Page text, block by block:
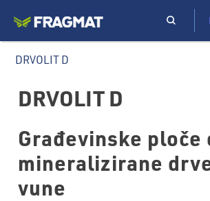
DRVOLIT D
DRVOLIT D
Građevinske ploče
mineralizirane
vune